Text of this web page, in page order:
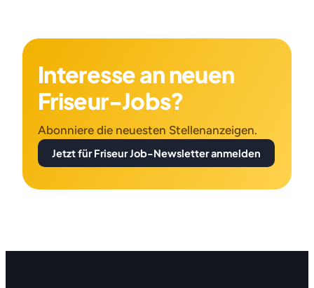
Interesse an neuen
Friseur-Jobs?
Abonniere die neuesten Stellenanzeigen.
Jetzt für Friseur Job-Newsletter anmelden